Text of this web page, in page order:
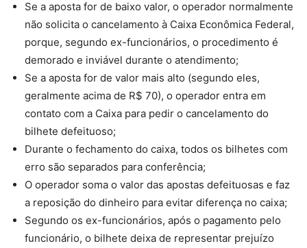
Se a aposta for de baixo valor, o operador normalmente
não solicita o cancelamento à Caixa Econômica Federal,
porque, segundo ex-funcionários, o procedimento é
demorado e inviável durante o atendimento;
Se a aposta for de valor mais alto (segundo eles,
geralmente acima de R$ 70), o operador entra em
contato com a Caixa para pedir o cancelamento do
bilhete defeituoso;
Durante o fechamento do caixa, todos os bilhetes com
erro são separados para conferência;
O operador soma o valor das apostas defeituosas e faz
a reposição do dinheiro para evitar diferença no caixa;
Segundo os ex-funcionários, após o pagamento pelo
funcionário, o bilhete deixa de representar prejuízo